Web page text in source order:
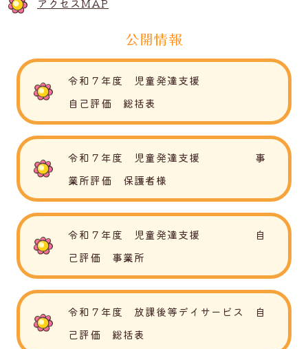
アクセスMAP
公開情報
令和７年度 児童発達支援
自己評価 総括表
令和７年度 児童発達支援 事
業所評価 保護者様
令和７年度 児童発達支援 自
己評価 事業所
令和７年度 放課後等デイサービス 自
己評価 総括表